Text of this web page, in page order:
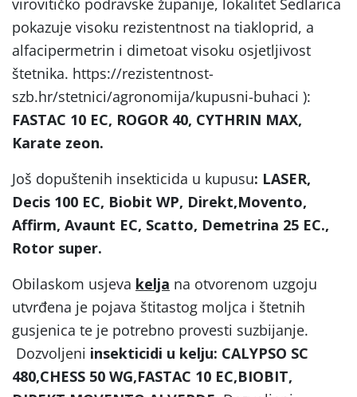
pokazuje visoku rezistentnost na tiakloprid, a
alfacipermetrin i dimetoat visoku osjetljivost
štetnika. https://rezistentnost-
szb.hr/stetnici/agronomija/kupusni-buhaci ):
FASTAC 10 EC, ROGOR 40, CYTHRIN MAX,
Karate zeon.
Još dopuštenih insekticida u kupusu: LASER,
Decis 100 EC, Biobit WP, Direkt,Movento,
Affirm, Avaunt EC, Scatto, Demetrina 25 EC.,
Rotor super.
Obilaskom usjeva kelja na otvorenom uzgoju
utvrđena je pojava štitastog moljca i štetnih
gusjenica te je potrebno provesti suzbijanje.
Dozvoljeni insekticidi u kelju: CALYPSO SC
480,CHESS 50 WG,FASTAC 10 EC,BIOBIT,